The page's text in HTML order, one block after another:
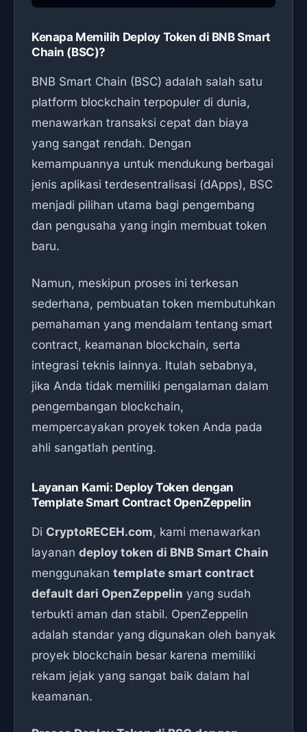
Kenapa Memilih Deploy Token di BNB Smart
Chain (BSC)?
BNB Smart Chain (BSC) adalah salah satu
platform blockchain terpopuler di dunia,
menawarkan transaksi cepat dan biaya
yang sangat rendah. Dengan
kemampuannya untuk mendukung berbagai
jenis aplikasi terdesentralisasi (dApps), BSC
menjadi pilihan utama bagi pengembang
dan pengusaha yang ingin membuat token
baru.
Namun, meskipun proses ini terkesan
sederhana, pembuatan token membutuhkan
pemahaman yang mendalam tentang smart
contract, keamanan blockchain, serta
integrasi teknis lainnya. Itulah sebabnya,
jika Anda tidak memiliki pengalaman dalam
pengembangan blockchain,
mempercayakan proyek token Anda pada
ahli sangatlah penting.
Layanan Kami: Deploy Token dengan
Template Smart Contract OpenZeppelin
Di CryptoRECEH.com, kami menawarkan
layanan deploy token di BNB Smart Chain
menggunakan template smart contract
default dari OpenZeppelin yang sudah
terbukti aman dan stabil. OpenZeppelin
adalah standar yang digunakan oleh banyak
proyek blockchain besar karena memiliki
rekam jejak yang sangat baik dalam hal
keamanan.